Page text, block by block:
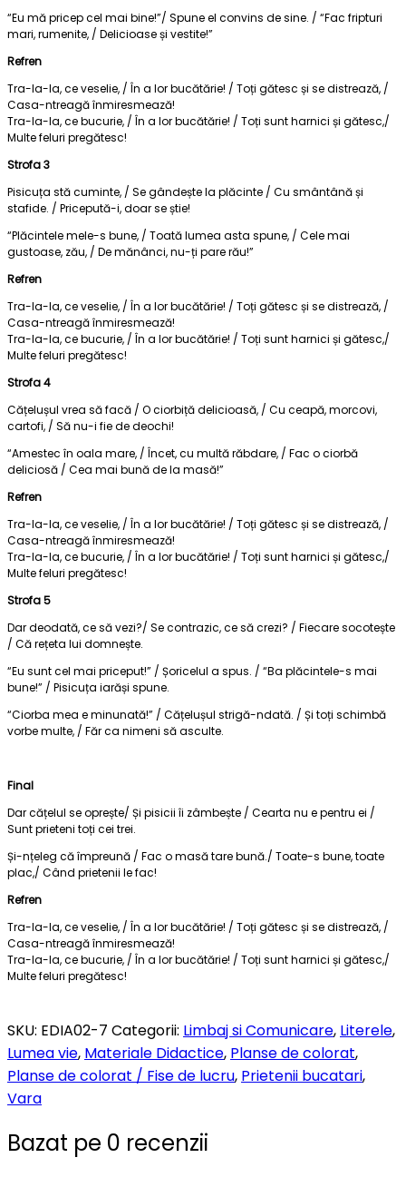
“Eu mă pricep cel mai bine!”/ Spune el convins de sine. / “Fac fripturi
mari, rumenite, / Delicioase și vestite!”
Refren
Tra-la-la, ce veselie, / În a lor bucătărie! / Toți gătesc și se distrează, /
Casa-ntreagă înmiresmează!
Tra-la-la, ce bucurie, / În a lor bucătărie! / Toți sunt harnici și gătesc,/
Multe feluri pregătesc!
Strofa 3
Pisicuța stă cuminte, / Se gândește la plăcinte / Cu smântână și
stafide. / Pricepută-i, doar se știe!
“Plăcintele mele-s bune, / Toată lumea asta spune, / Cele mai
gustoase, zău, / De mănânci, nu-ți pare rău!”
Refren
Tra-la-la, ce veselie, / În a lor bucătărie! / Toți gătesc și se distrează, /
Casa-ntreagă înmiresmează!
Tra-la-la, ce bucurie, / În a lor bucătărie! / Toți sunt harnici și gătesc,/
Multe feluri pregătesc!
Strofa 4
Cățelușul vrea să facă / O ciorbiță delicioasă, / Cu ceapă, morcovi,
cartofi, / Să nu-i fie de deochi!
“Amestec în oala mare, / Încet, cu multă răbdare, / Fac o ciorbă
deliciosă / Cea mai bună de la masă!”
Refren
Tra-la-la, ce veselie, / În a lor bucătărie! / Toți gătesc și se distrează, /
Casa-ntreagă înmiresmează!
Tra-la-la, ce bucurie, / În a lor bucătărie! / Toți sunt harnici și gătesc,/
Multe feluri pregătesc!
Strofa 5
Dar deodată, ce să vezi?/ Se contrazic, ce să crezi? / Fiecare socotește
/ Că rețeta lui domnește.
“Eu sunt cel mai priceput!” / Șoricelul a spus. / “Ba plăcintele-s mai
bune!” / Pisicuța iarăși spune.
“Ciorba mea e minunată!” / Cățelușul strigă-ndată. / Și toți schimbă
vorbe multe, / Făr ca nimeni să asculte.
Final
Dar cățelul se oprește/ Și pisicii îi zâmbește / Cearta nu e pentru ei /
Sunt prieteni toți cei trei.
Și-nțeleg că împreună / Fac o masă tare bună./ Toate-s bune, toate
plac,/ Când prietenii le fac!
Refren
Tra-la-la, ce veselie, / În a lor bucătărie! / Toți gătesc și se distrează, /
Casa-ntreagă înmiresmează!
Tra-la-la, ce bucurie, / În a lor bucătărie! / Toți sunt harnici și gătesc,/
Multe feluri pregătesc!
SKU: EDIA02-7 Categorii: Limbaj si Comunicare, Literele,
Lumea vie, Materiale Didactice, Planse de colorat,
Planse de colorat / Fise de lucru, Prietenii bucatari,
Vara
Bazat pe 0 recenzii